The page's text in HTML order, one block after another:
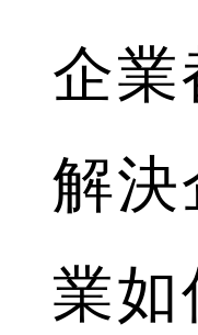
企
解決
業